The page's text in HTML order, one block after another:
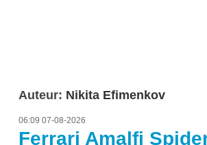
Auteur: Nikita Efimenkov
06:09 07-08-2026
Ferrari Amalfi